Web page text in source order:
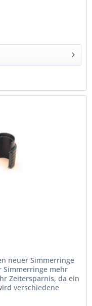
neuer Simmerringe
Simmerringe mehr
Zeitersparnis, da ein
verschiedene